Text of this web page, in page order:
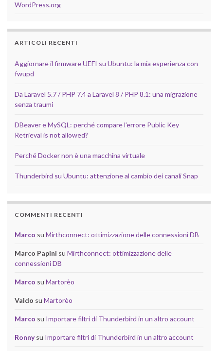
WordPress.org
ARTICOLI RECENTI
Aggiornare il firmware UEFI su Ubuntu: la mia esperienza con
fwupd
Da Laravel 5.7 / PHP 7.4 a Laravel 8 / PHP 8.1: una migrazione
senza traumi
DBeaver e MySQL: perché compare l’errore Public Key
Retrieval is not allowed?
Perché Docker non è una macchina virtuale
Thunderbird su Ubuntu: attenzione al cambio dei canali Snap
COMMENTI RECENTI
Marco su Mirthconnect: ottimizzazione delle connessioni DB
Marco Papini su Mirthconnect: ottimizzazione delle
connessioni DB
Marco su Martorèo
Valdo su Martorèo
Marco su Importare filtri di Thunderbird in un altro account
Ronnysu Importare filtri di Thunderbird in un altro account